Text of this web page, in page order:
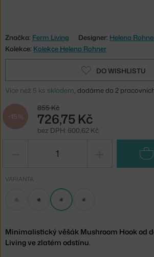
Značka: Ferm Living Designer: Helena
Kolekce: Kolekce Helena Rohner
DO WISHLISTU
Více než 5 ks skladem, dodáme do 2
−15 %
855 Kč
726,75 Kč
bez DPH: 600,62 Kč
VARIANTA
Minimalistický věšák Mushroom Hook od
Living ve zlatém odstínu.